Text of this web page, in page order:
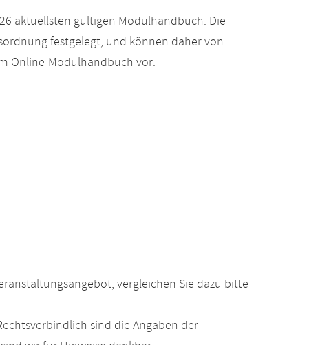
aktuellsten gültigen Modulhandbuch. Die
festgelegt, und können daher von
Online-Modulhandbuch vor:
vergleichen Sie dazu bitte
sind die Angaben der